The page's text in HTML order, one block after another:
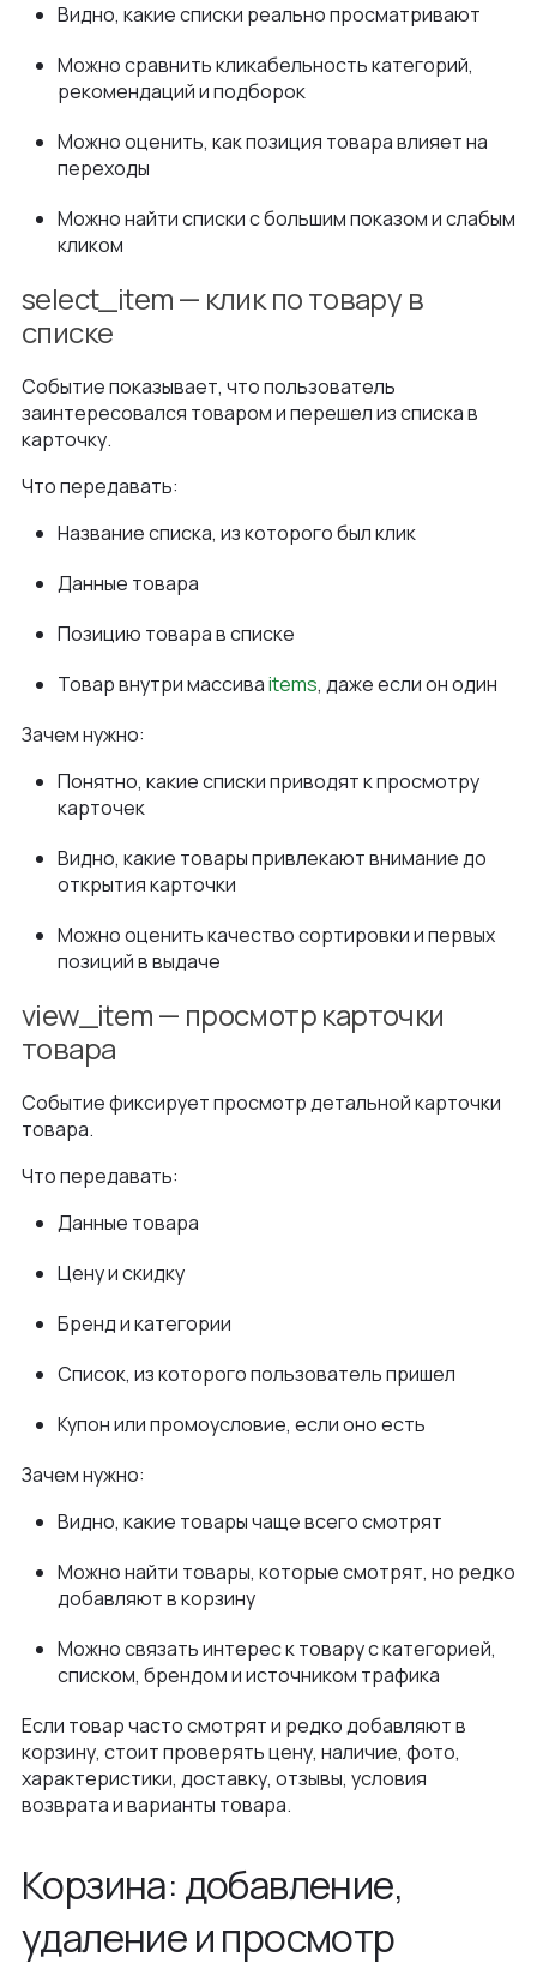
Видно, какие списки реально просматривают
Можно сравнить кликабельность категорий,
рекомендаций и подборок
Можно оценить, как позиция товара влияет на
переходы
Можно найти списки с большим показом и слабым
кликом
select_item — клик по товару в
списке
Событие показывает, что пользователь
заинтересовался товаром и перешел из списка в
карточку.
Что передавать:
Название списка, из которого был клик
Данные товара
Позицию товара в списке
Товар внутри массиваitems, даже если он один
Зачем нужно:
Понятно, какие списки приводят к просмотру
карточек
Видно, какие товары привлекают внимание до
открытия карточки
Можно оценить качество сортировки и первых
позиций в выдаче
view_item — просмотр карточки
товара
Событие фиксирует просмотр детальной карточки
товара.
Что передавать:
Данные товара
Цену и скидку
Бренд и категории
Список, из которого пользователь пришел
Купон или промоусловие, если оно есть
Зачем нужно:
Видно, какие товары чаще всего смотрят
Можно найти товары, которые смотрят, но редко
добавляют в корзину
Можно связать интерес к товару с категорией,
списком, брендом и источником трафика
Если товар часто смотрят и редко добавляют в
корзину, стоит проверять цену, наличие, фото,
характеристики, доставку, отзывы, условия
возврата и варианты товара.
Корзина: добавление,
удаление и просмотр